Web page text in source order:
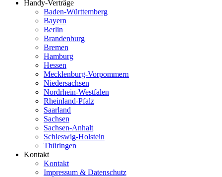
Handy-Verträge
Baden-Württemberg
Bayern
Berlin
Brandenburg
Bremen
Hamburg
Hessen
Mecklenburg-Vorpommern
Niedersachsen
Nordrhein-Westfalen
Rheinland-Pfalz
Saarland
Sachsen
Sachsen-Anhalt
Schleswig-Holstein
Thüringen
Kontakt
Kontakt
Impressum & Datenschutz